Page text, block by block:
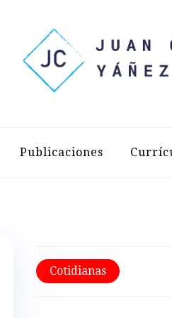
Publicaciones
Cotidianas